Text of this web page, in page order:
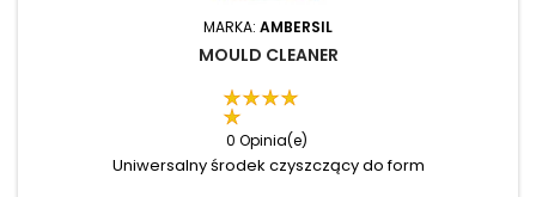
MARKA: AMBERSIL
MOULD CLEANER
0 Opinia(e)
Uniwersalny środek czyszczący do form